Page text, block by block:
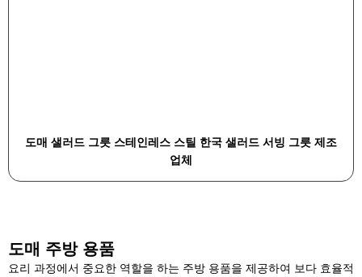
도매 샐러드 그릇 스테인레스 스틸 한국 샐러드 서빙 그릇 제조
업체
도매 주방 용품
요리 과정에서 중요한 역할을 하는 주방 용품을 제공하여 보다 효율적